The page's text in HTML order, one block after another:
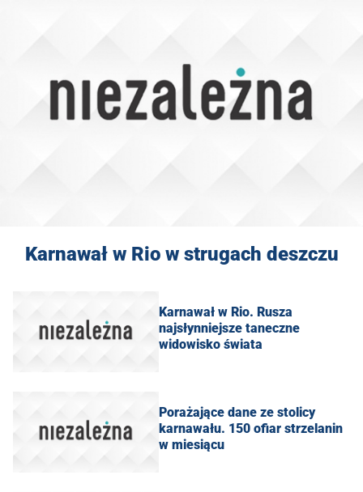
Karnawał w Rio w strugach deszczu
Karnawał w Rio. Rusza
najsłynniejsze taneczne
widowisko świata
Porażające dane ze stolicy
karnawału. 150 ofiar strzelanin
w miesiącu